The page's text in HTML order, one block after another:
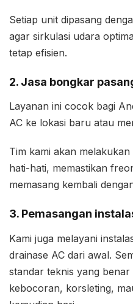
Setiap unit dipasang
agar sirkulasi udara
tetap efisien.
2. Jasa bongkar
Layanan ini cocok bagi
AC ke lokasi baru atau
Tim kami akan
hati-hati, memastikan
memasang kembali
3. Pemasangan
Kami juga melayani
drainase AC dari awal.
standar teknis yang benar
kebocoran, korsleting,